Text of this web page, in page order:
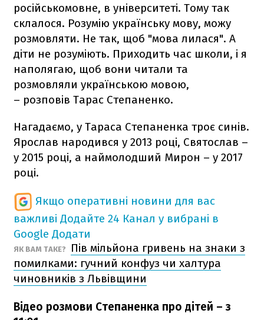
російськомовне, в університеті. Тому так
склалося. Розумію українську мову, можу
розмовляти. Не так, щоб "мова лилася". А
діти не розуміють. Приходить час школи, і я
наполягаю, щоб вони читали та
розмовляли українською мовою,
– розповів Тарас Степаненко.
Нагадаємо, у Тараса Степаненка троє синів.
Ярослав народився у 2013 році, Святослав –
у 2015 році, а наймолодший Мирон – у 2017
році.
Якщо оперативні новини для вас
важливі Додайте 24 Канал у вибрані в
Google Додати
ЯК ВАМ ТАКЕ?
Пів мільйона гривень на знаки з
помилками: гучний конфуз чи халтура
чиновників з Львівщини
Відео розмови Степаненка про дітей – з